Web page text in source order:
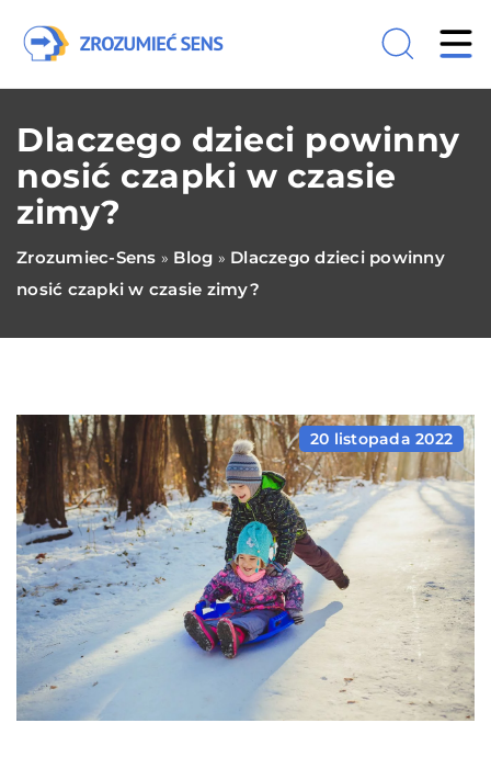
Dlaczego dzieci powinny
nosić czapki w czasie
zimy?
Zrozumiec-Sens » Blog » Dlaczego dzieci powinny
nosić czapki w czasie zimy?
20 listopada 2022